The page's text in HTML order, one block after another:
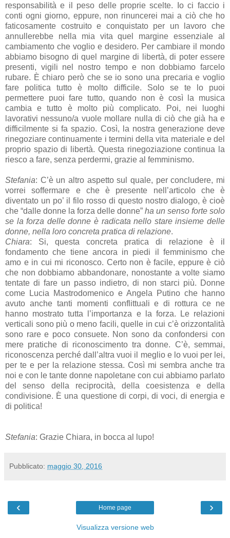
responsabilità e il peso delle proprie scelte. Io ci faccio i
conti ogni giorno, eppure, non rinuncerei mai a ciò che ho
faticosamente costruito e conquistato per un lavoro che
annullerebbe nella mia vita quel margine essenziale al
cambiamento che voglio e desidero. Per cambiare il mondo
abbiamo bisogno di quel margine di libertà, di poter essere
presenti, vigili nel nostro tempo e non dobbiamo farcelo
rubare. È chiaro però che se io sono una precaria e voglio
fare politica tutto è molto difficile. Solo se te lo puoi
permettere puoi fare tutto, quando non è così la musica
cambia e tutto è molto più complicato. Poi, nei luoghi
lavorativi nessuno/a vuole mollare nulla di ciò che già ha e
difficilmente si fa spazio. Così, la nostra generazione deve
rinegoziare continuamente i termini della vita materiale e del
proprio spazio di libertà. Questa rinegoziazione continua la
riesco a fare, senza perdermi, grazie al femminismo.
Stefania: C’è un altro aspetto sul quale, per concludere, mi
vorrei soffermare e che è presente nell’articolo che è
diventato un po’ il filo rosso di questo nostro dialogo, è cioè
che “dalle donne la forza delle donne” ha un senso forte solo
se la forza delle donne è radicata nello stare insieme delle
donne, nella loro concreta pratica di relazione.
Chiara: Si, questa concreta pratica di relazione è il
fondamento che tiene ancora in piedi il femminismo che
amo e in cui mi riconosco. Certo non è facile, eppure è ciò
che non dobbiamo abbandonare, nonostante a volte siamo
tentate di fare un passo indietro, di non starci più. Donne
come Lucia Mastrodomenico e Angela Putino che hanno
avuto anche tanti momenti conflittuali e di rottura ce ne
hanno mostrato tutta l’importanza e la forza. Le relazioni
verticali sono più o meno facili, quelle in cui c’è orizzontalità
sono rare e poco consuete. Non sono da confondersi con
mere pratiche di riconoscimento tra donne. C’è, semmai,
riconoscenza perché dall’altra vuoi il meglio e lo vuoi per lei,
per te e per la relazione stessa. Così mi sembra anche tra
noi e con le tante donne napoletane con cui abbiamo parlato
del senso della reciprocità, della coesistenza e della
condivisione. È una questione di corpi, di voci, di energia e
di politica!
Stefania: Grazie Chiara, in bocca al lupo!
Pubblicato: maggio 30, 2016
‹ ›
Home page
Visualizza versione web